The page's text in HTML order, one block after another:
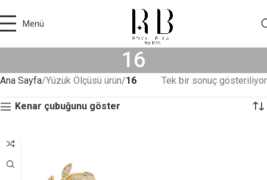
Menü
16
Ana Sayfa Yüzük Ölçüsü ürün 16 Tek bir sonuç gösteriliyor
Kenar çubuğunu göster